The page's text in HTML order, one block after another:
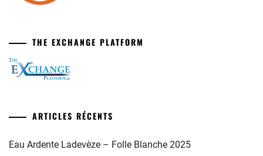
THE EXCHANGE PLATFORM
ARTICLES RÉCENTS
Eau Ardente Ladevèze – Folle Blanche 2025